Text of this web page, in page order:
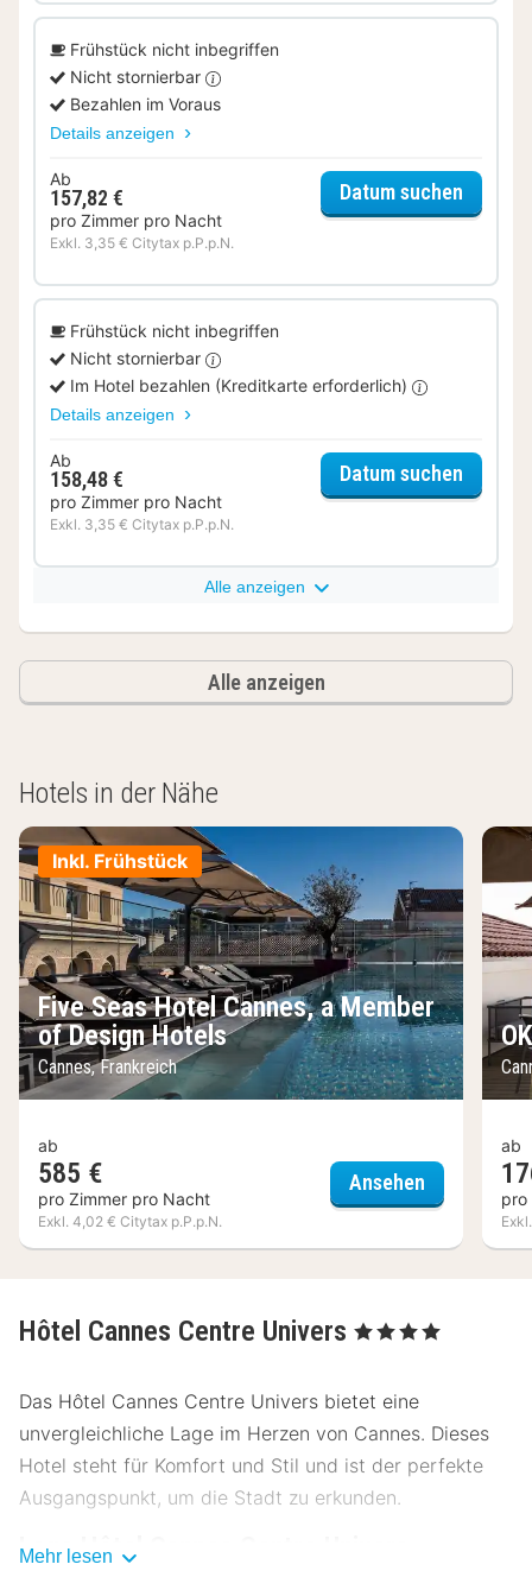
Frühstück nicht inbegriffen
Nicht stornierbar
Bezahlen im Voraus
Details anzeigen
Ab
157,82 €
pro Zimmer pro Nacht
Exkl. 3,35 € Citytax p.P.p.N.
Datum suchen
Frühstück nicht inbegriffen
Nicht stornierbar
Im Hotel bezahlen (Kreditkarte erforderlich)
Details anzeigen
Ab
158,48 €
pro Zimmer pro Nacht
Exkl. 3,35 € Citytax p.P.p.N.
Datum suchen
Alle anzeigen
Alle anzeigen
Hotels in der Nähe
Inkl. Frühstück
Five Seas Hotel Cannes, a Member
of Design Hotels
Cannes, Frankreich
ab
585 €
pro Zimmer pro Nacht
Exkl. 4,02 € Citytax p.P.p.N.
Ansehen Five Seas
ab
pro
Hôtel Cannes Centre Univers , 4 Sterne
Das Hôtel Cannes Centre Univers bietet eine
unvergleichliche Lage im Herzen von Cannes. Dieses
Hotel steht für Komfort und Stil und ist der perfekte
Ausgangspunkt, um die Stadt zu erkunden.
Lage Hôtel Cannes Centre Univers
Mehr lesen